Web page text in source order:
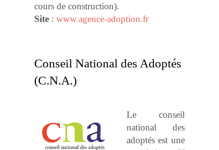
cours de construction).
Site : www.agence-adoption.fr
Conseil National des Adoptés
(C.N.A.)
Le conseil
national des
adoptés est une